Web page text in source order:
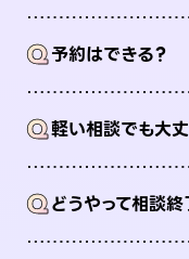
Q予約はできる？
Q軽い相談でも大
Qどうやって相談終